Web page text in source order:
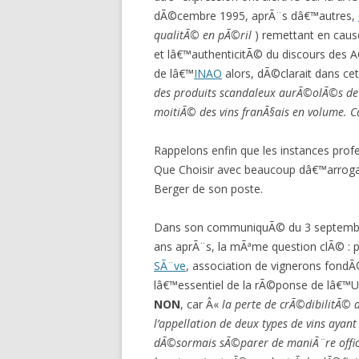
dÃ©cembre 1995, aprÃ¨s dâ€™autres,
qualitÃ© en pÃ©ril ) remettant en
et lâ€™authenticitÃ© du discours des
de lâ€™INAO alors, dÃ©clarait dans
des produits scandaleux aurÃ©olÃ©s
moitiÃ© des vins franÃ§ais en volume.
Rappelons enfin que les instances
Que Choisir avec beaucoup
Berger de son poste.
Dans son communiquÃ© du 3
ans aprÃ¨s, la mÃªme question clÃ©
SÃ¨ve, association de vignerons
lâ€™essentiel de la rÃ©ponse de
NON, car Â« la perte de crÃ©dibilitÃ©
l’appellation de deux types de vins
dÃ©sormais sÃ©parer de maniÃ¨re